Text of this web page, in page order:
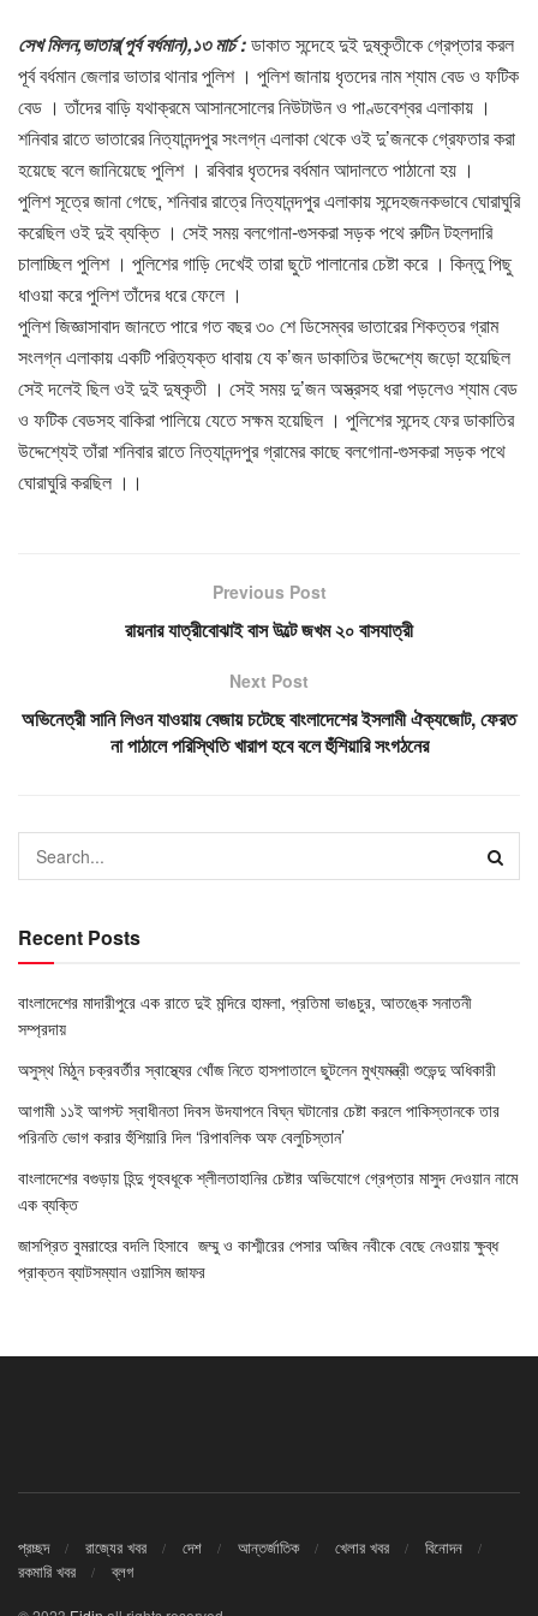
সেখ মিলন,ভাতার(পূর্ব বর্ধমান),১৩ মার্চ :ডাকাত সন্দেহে দুই দুষ্কৃতীকে গ্রেপ্তার করল
পূর্ব বর্ধমান জেলার ভাতার থানার পুলিশ । পুলিশ জানায় ধৃতদের নাম শ্যাম বেড ও ফটিক
বেড । তাঁদের বাড়ি যথাক্রমে আসানসোলের নিউটাউন ও পাণ্ডবেশ্বর এলাকায় ।
শনিবার রাতে ভাতারের নিত্যানন্দপুর সংলগ্ন এলাকা থেকে ওই দু’জনকে গ্রেফতার করা
হয়েছে বলে জানিয়েছে পুলিশ । রবিবার ধৃতদের বর্ধমান আদালতে পাঠানো হয় ।
পুলিশ সূত্রে জানা গেছে, শনিবার রাত্রে নিত্যানন্দপুর এলাকায় সন্দেহজনকভাবে ঘোরাঘুরি
করেছিল ওই দুই ব্যক্তি । সেই সময় বলগোনা-গুসকরা সড়ক পথে রুটিন টহলদারি
চালাচ্ছিল পুলিশ । পুলিশের গাড়ি দেখেই তারা ছুটে পালানোর চেষ্টা করে । কিন্তু পিছু
ধাওয়া করে পুলিশ তাঁদের ধরে ফেলে ।
পুলিশ জিজ্ঞাসাবাদ জানতে পারে গত বছর ৩০ শে ডিসেম্বর ভাতারের শিকত্তর গ্রাম
সংলগ্ন এলাকায় একটি পরিত্যক্ত ধাবায় যে ক’জন ডাকাতির উদ্দেশ্যে জড়ো হয়েছিল
সেই দলেই ছিল ওই দুই দুষ্কৃতী । সেই সময় দু’জন অস্ত্রসহ ধরা পড়লেও শ্যাম বেড
ও ফটিক বেডসহ বাকিরা পালিয়ে যেতে সক্ষম হয়েছিল । পুলিশের সন্দেহ ফের ডাকাতির
উদ্দেশ্যেই তাঁরা শনিবার রাতে নিত্যানন্দপুর গ্রামের কাছে বলগোনা-গুসকরা সড়ক পথে
ঘোরাঘুরি করছিল ।।
Previous Post
রায়নার যাত্রীবোঝাই বাস উল্টে জখম ২০ বাসযাত্রী
Next Post
অভিনেত্রী সানি লিওন যাওয়ায় বেজায় চটেছে বাংলাদেশের ইসলামী ঐক্যজোট, ফেরত
না পাঠালে পরিস্থিতি খারাপ হবে বলে হুঁশিয়ারি সংগঠনের
Recent Posts
বাংলাদেশের মাদারীপুরে এক রাতে দুই মন্দিরে হামলা, প্রতিমা ভাঙচুর, আতঙ্কে সনাতনী
সম্প্রদায়
অসুস্থ মিঠুন চক্রবর্তীর স্বাস্থ্যের খোঁজ নিতে হাসপাতালে ছুটলেন মুখ্যমন্ত্রী শুভেন্দু অধিকারী
আগামী ১১ই আগস্ট স্বাধীনতা দিবস উদযাপনে বিঘ্ন ঘটানোর চেষ্টা করলে পাকিস্তানকে তার
পরিনতি ভোগ করার হুঁশিয়ারি দিল ‘রিপাবলিক অফ বেলুচিস্তান’
বাংলাদেশের বগুড়ায় হিন্দু গৃহবধূকে শ্লীলতাহানির চেষ্টার অভিযোগে গ্রেপ্তার মাসুদ দেওয়ান নামে
এক ব্যক্তি
জাসপ্রিত বুমরাহের বদলি হিসাবে জম্মু ও কাশ্মীরের পেসার অজিব নবীকে বেছে নেওয়ায় ক্ষুব্ধ
প্রাক্তন ব্যাটসম্যান ওয়াসিম জাফর
প্রচ্ছদ রাজ্যের খবর দেশ আন্তর্জাতিক খেলার খবর
বিনোদন
রকমারি খবর
ব্লগ